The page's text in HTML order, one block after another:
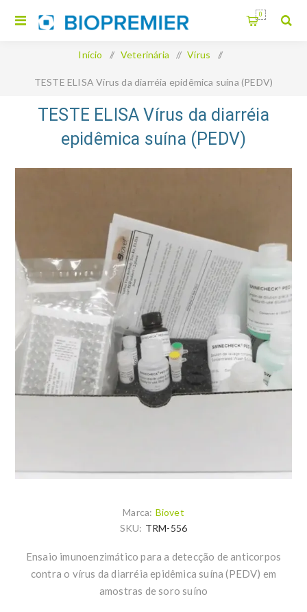
0
Início / Veterinária / Vírus /
TESTE ELISA Vírus da diarréia epidêmica suína (PEDV)
Swinecheck
TESTE ELISA Vírus da diarréia
epidêmica suína (PEDV)
Swinecheck
Marca: Biovet
SKU: TRM-556
Ensaio imunoenzimático para a detecção de anticorpos
contra o vírus da diarréia epidêmica suína (PEDV) em
amostras de soro suíno